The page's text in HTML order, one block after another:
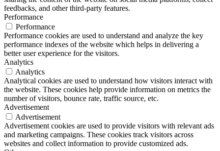
feedbacks, and other third-party features.
Performance
Performance
Performance cookies are used to understand and analyze the key
performance indexes of the website which helps in delivering a
better user experience for the visitors.
Analytics
Analytics
Analytical cookies are used to understand how visitors interact with
the website. These cookies help provide information on metrics the
number of visitors, bounce rate, traffic source, etc.
Advertisement
Advertisement
Advertisement cookies are used to provide visitors with relevant ads
and marketing campaigns. These cookies track visitors across
websites and collect information to provide customized ads.